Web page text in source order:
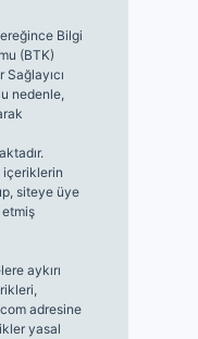
Bilgi
(BTK)
Sağlayıcı
nedenle,
içeriklerin
siteye üye
aykırı
adresine
yasal